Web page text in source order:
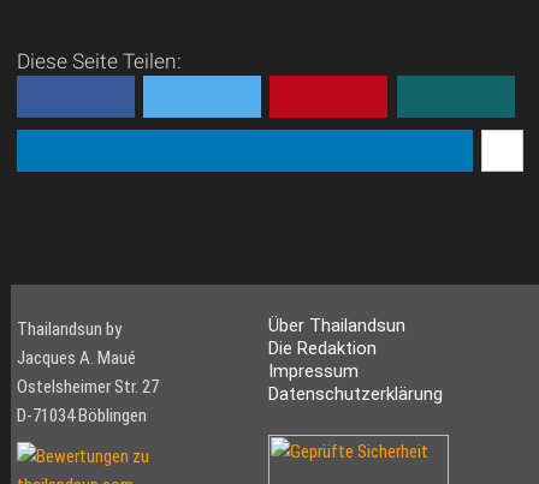
Diese Seite Teilen:
Thailandsun by
Jacques A. Maué
Ostelsheimer Str. 27
D-71034 Böblingen
Über Thailandsun
Die Redaktion
Impressum
Datenschutzerklärung